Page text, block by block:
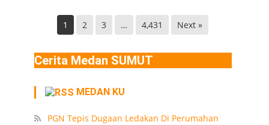
Serdang
Ledakan
Rumah
Polonia
PT
1 2 3 … 4,431 Next »
Cerita Medan SUMUT
MEDAN KU
PGN Tepis Dugaan Ledakan Di Perumahan